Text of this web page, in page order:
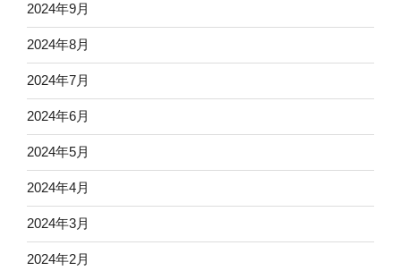
2024年9月
2024年8月
2024年7月
2024年6月
2024年5月
2024年4月
2024年3月
2024年2月